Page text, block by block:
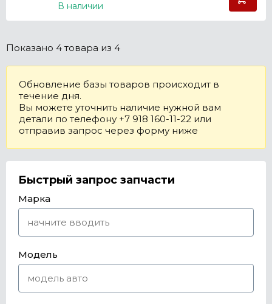
В наличии
Показано 4 товара из 4
Обновление базы товаров происходит в
течение дня.
Вы можете уточнить наличие нужной вам
детали по телефону +7 918 160-11-22 или
отправив запрос через форму ниже
Быстрый запрос запчасти
Марка
Модель